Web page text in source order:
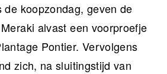
de koopzondag, geven de
alvast een voorproefje
Pontier. Vervolgens
zich, na sluitingstijd van